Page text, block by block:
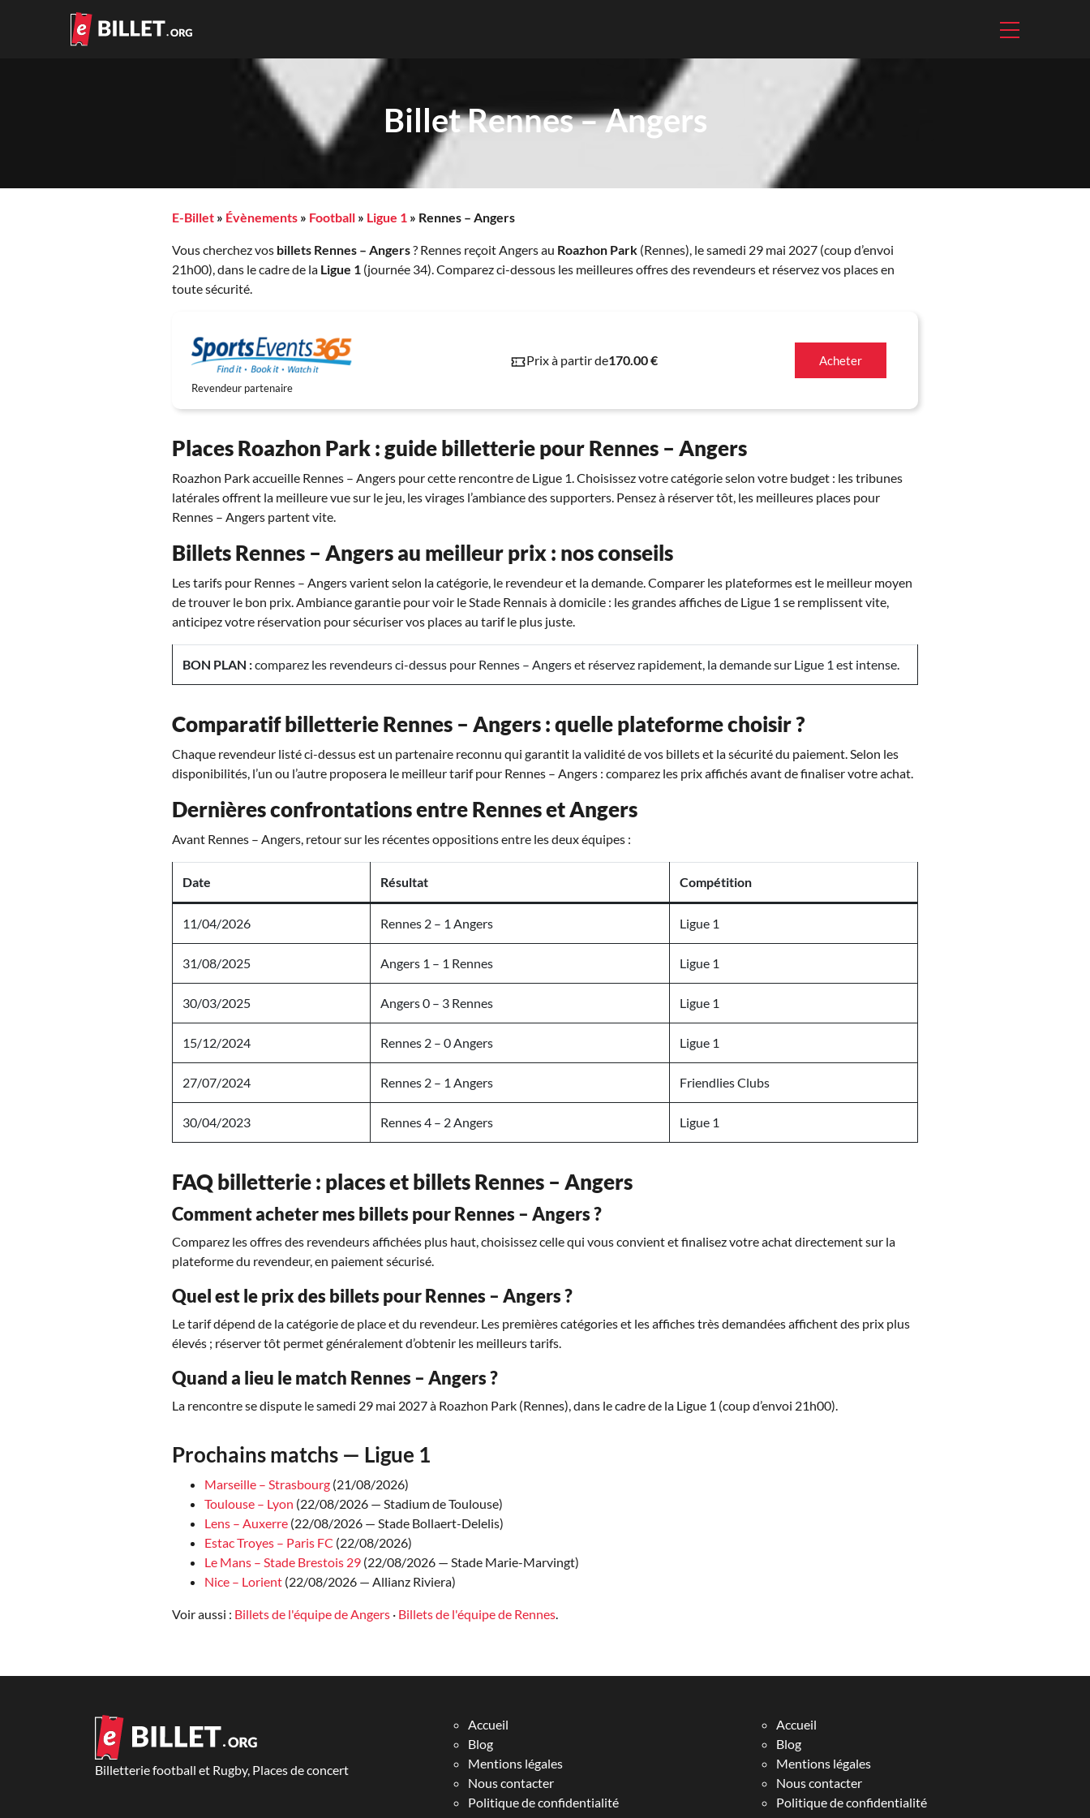
Billet Rennes – Angers
E-Billet » Évènements » Football » Ligue 1 » Rennes – Angers
Vous cherchez vos billets Rennes – Angers? Rennes reçoit Angers au Roazhon Park (Rennes), le samedi 29 mai 2027 (coup d’envoi
21h00), dans le cadre de la Ligue 1 (journée 34). Comparez ci-dessous les meilleures offres des revendeurs et réservez vos places en
toute sécurité.
Revendeur partenaire
Prix à partir de170.00 € Acheter
Places Roazhon Park : guide billetterie pour Rennes – Angers
Roazhon Park accueille Rennes – Angers pour cette rencontre de Ligue 1. Choisissez votre catégorie selon votre budget : les tribunes
latérales offrent la meilleure vue sur le jeu, les virages l’ambiance des supporters. Pensez à réserver tôt, les meilleures places pour
Rennes – Angers partent vite.
Billets Rennes – Angers au meilleur prix : nos conseils
Les tarifs pour Rennes – Angers varient selon la catégorie, le revendeur et la demande. Comparer les plateformes est le meilleur moyen
de trouver le bon prix. Ambiance garantie pour voir le Stade Rennais à domicile : les grandes affiches de Ligue 1 se remplissent vite,
anticipez votre réservation pour sécuriser vos places au tarif le plus juste.
BON PLAN :comparez les revendeurs ci-dessus pour Rennes – Angers et réservez rapidement, la demande sur Ligue 1 est intense.
Comparatif billetterie Rennes – Angers : quelle plateforme choisir ?
Chaque revendeur listé ci-dessus est un partenaire reconnu qui garantit la validité de vos billets et la sécurité du paiement. Selon les
disponibilités, l’un ou l’autre proposera le meilleur tarif pour Rennes – Angers : comparez les prix affichés avant de finaliser votre achat.
Dernières confrontations entre Rennes et Angers
Avant Rennes – Angers, retour sur les récentes oppositions entre les deux équipes :
Date Résultat Compétition
11/04/2026 Rennes 2 – 1 Angers Ligue 1
31/08/2025 Angers 1 – 1 Rennes Ligue 1
30/03/2025 Angers 0 – 3 Rennes Ligue 1
15/12/2024 Rennes 2 – 0 Angers Ligue 1
27/07/2024 Rennes 2 – 1 Angers Friendlies Clubs
30/04/2023 Rennes 4 – 2 Angers Ligue 1
FAQ billetterie : places et billets Rennes – Angers
Comment acheter mes billets pour Rennes – Angers ?
Comparez les offres des revendeurs affichées plus haut, choisissez celle qui vous convient et finalisez votre achat directement sur la
plateforme du revendeur, en paiement sécurisé.
Quel est le prix des billets pour Rennes – Angers ?
Le tarif dépend de la catégorie de place et du revendeur. Les premières catégories et les affiches très demandées affichent des prix plus
élevés ; réserver tôt permet généralement d’obtenir les meilleurs tarifs.
Quand a lieu le match Rennes – Angers ?
La rencontre se dispute le samedi 29 mai 2027 à Roazhon Park (Rennes), dans le cadre de la Ligue 1 (coup d’envoi 21h00).
Prochains matchs — Ligue 1
Marseille – Strasbourg (21/08/2026)
Toulouse – Lyon (22/08/2026 — Stadium de Toulouse)
Lens – Auxerre (22/08/2026 — Stade Bollaert-Delelis)
Estac Troyes – Paris FC (22/08/2026)
Le Mans – Stade Brestois 29 (22/08/2026 — Stade Marie-Marvingt)
Nice – Lorient (22/08/2026 — Allianz Riviera)
Voir aussi : Billets de l'équipe de Angers · Billets de l'équipe de Rennes.
Billetterie football et Rugby, Places de concert
Accueil
Blog
Mentions légales
Nous contacter
Politique de confidentialité
Accueil
Blog
Mentions légales
Nous contacter
Politique de confidentialité